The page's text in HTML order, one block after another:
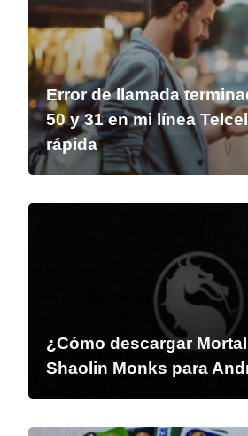
Error de llamada
50 y 31 en mi línea
rápida
¿Cómo descargar
Shaolin Monks para